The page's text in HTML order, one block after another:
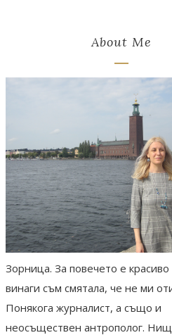
About Me
Зорница. За повечето е
винаги съм смятала, че не ми
Понякога журналист, а също и
неосъществен антрополог.